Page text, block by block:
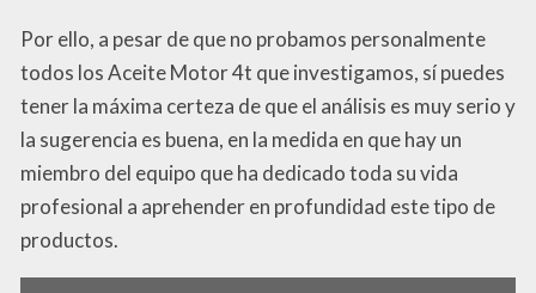
Por ello, a pesar de que no probamos personalmente
todos los Aceite Motor 4t que investigamos, sí puedes
tener la máxima certeza de que el análisis es muy serio y
la sugerencia es buena, en la medida en que hay un
miembro del equipo que ha dedicado toda su vida
profesional a aprehender en profundidad este tipo de
productos.